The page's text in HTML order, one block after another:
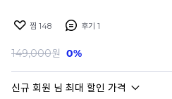
찜 148 후기 1
149,000원 0%
신규 회원 님 최대 할인 가격